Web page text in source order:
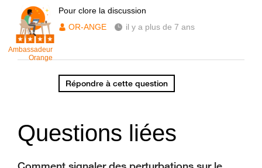
Ambassadeur
Orange
Pour clore la discussion
OR-ANGE
il y a plus de 7 ans
Répondre à cette question
Questions liées